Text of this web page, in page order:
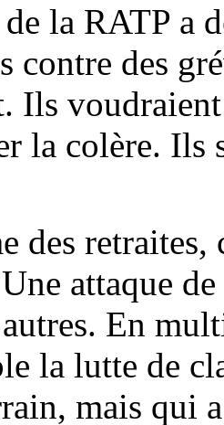
la RATP a
contre des
Ils
la colère.
des retraites,
attaque
En
la lutte de
mais qui